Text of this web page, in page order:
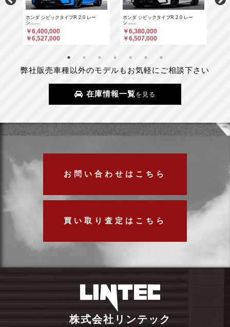
ホンダ シビックタイプR 2.0 レー
シ……
￥6,400,000
￥6,527,000
ホンダ シビックタイプR 2.0 レー
シ……
￥6,380,000
￥6,507,000
弊社販売車種以外のモデルもお気軽にご相談下さい
在庫情報一覧を見る
お問い合わせはこちら
買い取り査定はこちら
株式会社リンテック